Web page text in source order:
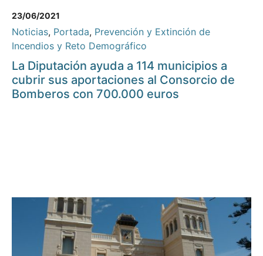
23/06/2021
Noticias, Portada, Prevención y Extinción de
Incendios y Reto Demográfico
La Diputación ayuda a 114 municipios a
cubrir sus aportaciones al Consorcio de
Bomberos con 700.000 euros